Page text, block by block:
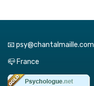
📧 psy@chantalmaille.com
📪 France